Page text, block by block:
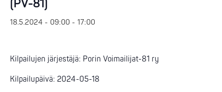
(PV-81)
18.5.2024 - 09:00 - 17:00
Kilpailujen järjestäjä: Porin Voimailijat-81 ry
Kilpailupäivä: 2024-05-18